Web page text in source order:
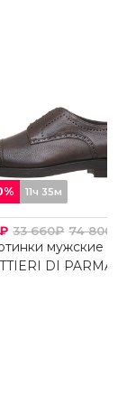
% 11ч 35м
33 660₽ 74 800₽
мужские
DI PARMA